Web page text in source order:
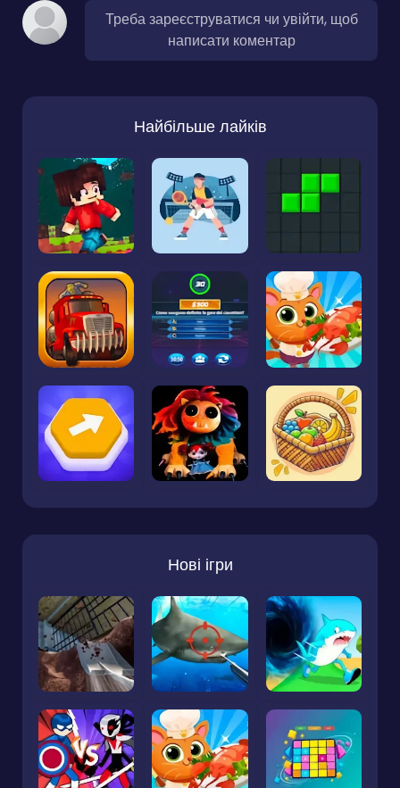
Треба зареєструватися чи увійти, щоб
написати коментар
Найбільше лайків
Нові ігри